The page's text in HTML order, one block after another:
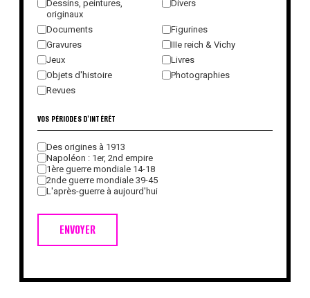
Dessins, peintures,
originaux
Divers
Documents
Figurines
Gravures
IIIe reich & Vichy
Jeux
Livres
Objets d'histoire
Photographies
Revues
ENVOYER
VOS PÉRIODES D'INTÉRÊT
Des origines à 1913
Napoléon : 1er, 2nd empire
1ère guerre mondiale 14-18
2nde guerre mondiale 39-45
L'après-guerre à aujourd'hui